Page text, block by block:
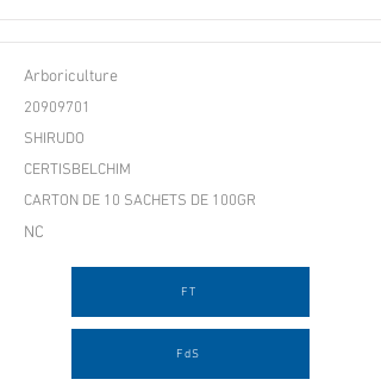
Arboriculture
20909701
SHIRUDO
CERTISBELCHIM
CARTON DE 10 SACHETS DE 100GR
NC
FT
FdS